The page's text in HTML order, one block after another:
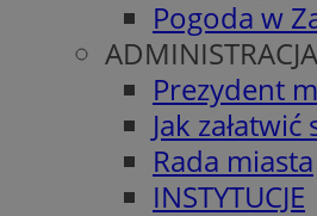
Pogoda w
ADMINISTRACJA
Prezydent
Jak
Rada miasta
INSTYTUCJE